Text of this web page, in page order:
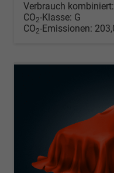
Verbrauch kombiniert:
CO2-Klasse: G
CO2-Emissionen: